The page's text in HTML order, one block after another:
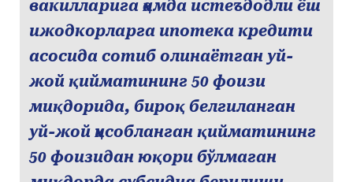
вакилларига ҳамда истеъдодли ёш
ижодкорларга ипотека кредити
асосида сотиб олинаётган уй-
жой қийматининг 50 фоизи
миқдорида, бироқ белгиланган
уй-жой ҳисобланган қийматининг
50 фоизидан юқори бўлмаган